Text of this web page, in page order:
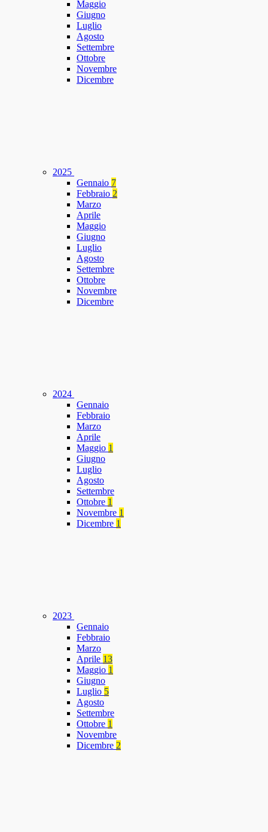
Maggio
Giugno
Luglio
Agosto
Settembre
Ottobre
Novembre
Dicembre
2025
Gennaio 7
Febbraio 2
Marzo
Aprile
Maggio
Giugno
Luglio
Agosto
Settembre
Ottobre
Novembre
Dicembre
2024
Gennaio
Febbraio
Marzo
Aprile
Maggio 1
Giugno
Luglio
Agosto
Settembre
Ottobre 1
Novembre 1
Dicembre 1
2023
Gennaio
Febbraio
Marzo
Aprile 13
Maggio 1
Giugno
Luglio 5
Agosto
Settembre
Ottobre 1
Novembre
Dicembre 2